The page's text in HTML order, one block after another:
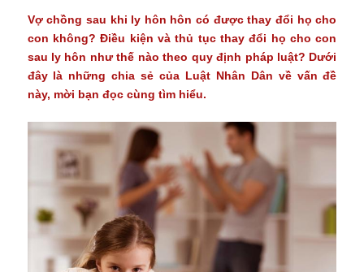
Vợ chồng sau khi ly hôn hôn có được thay đổi họ cho
con không? Điều kiện vàthủ tục thay đổi họ cho con
sau ly hôn như thế nào theo quy định pháp luật? Dưới
đây là những chia sẻ của Luật Nhân Dân về vấn đề
này, mời bạn đọc cùng tìm hiểu.